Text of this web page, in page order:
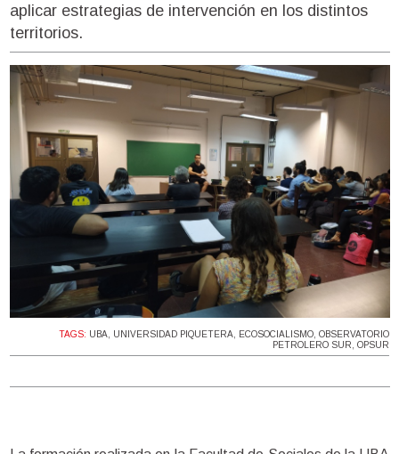
aplicar estrategias de intervención en los distintos
territorios.
TAGS: UBA UNIVERSIDAD PIQUETERA ECOSOCIALISMO OBSERVATORIO
PETROLERO SUR
OPSUR